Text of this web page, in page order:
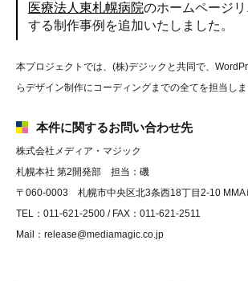
医療法人東札幌病院のホームページ
する制作事例を追加いたしました。
本プロジェクトでは、(株)デジックと共同で、
らデザイン制作にコーディングまでの全てを担当しま
本件に関するお問い合わせ先
株式会社メディア・マジック
札幌本社 第2開発部 担当：磯
〒060-0003 札幌市中央区北3条西18丁目2-10 MMA
TEL：011-621-2500 / FAX：011-621-2511
Mail：release@mediamagic.co.jp